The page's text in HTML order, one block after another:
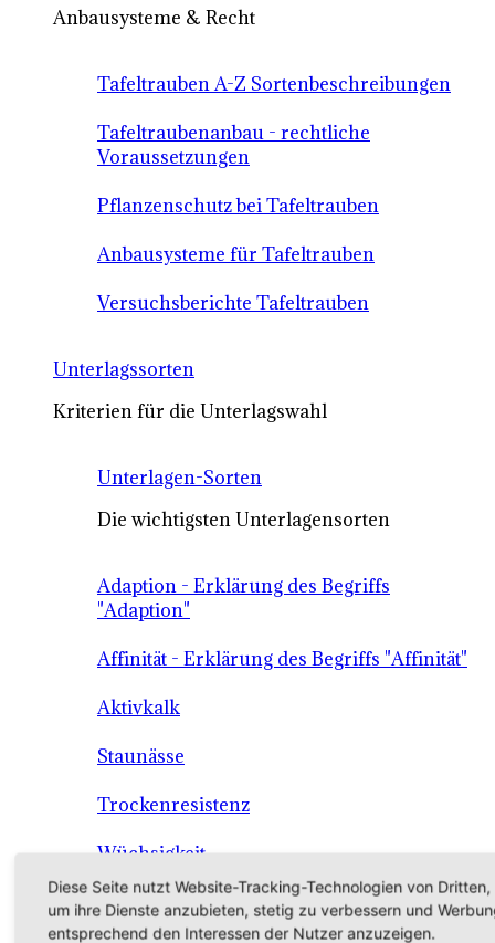
Anbausysteme & Recht
Tafeltrauben A-Z Sortenbeschreibungen
Tafeltraubenanbau - rechtliche
Voraussetzungen
Pflanzenschutz bei Tafeltrauben
Anbausysteme für Tafeltrauben
Versuchsberichte Tafeltrauben
Unterlagssorten
Kriterien für die Unterlagswahl
Unterlagen-Sorten
Die wichtigsten Unterlagensorten
Adaption - Erklärung des Begriffs
"Adaption"
Affinität - Erklärung des Begriffs "Affinität"
Aktivkalk
Staunässe
Trockenresistenz
Wüchsigkeit
Die Unterlage als Grundlage der
Qualitätssicherung
Diese Seite nutzt Website-Tracking-Technologien von Dritten,
um ihre Dienste anzubieten, stetig zu verbessern und
entsprechend den Interessen der Nutzer anzuzeigen.